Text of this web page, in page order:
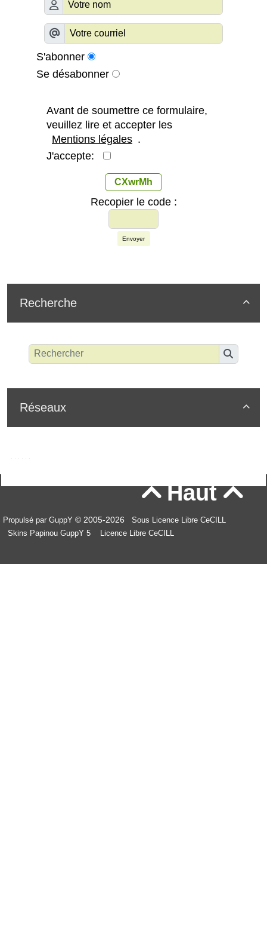
S'abonner
Se désabonner
Avant de soumettre ce formulaire,
veuillez lire et accepter les
Mentions légales .
J'accepte:
CXwrMh
Recopier le code :
Envoyer

Recherche

Réseaux
Haut
Propulsé par GuppY © 2005-2026
Sous Licence Libre CeCILL
Skins Papinou GuppY 5
Licence Libre CeCILL